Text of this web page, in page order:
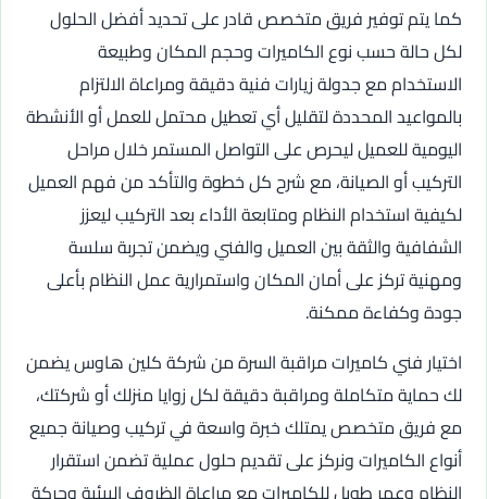
كما يتم توفير فريق متخصص قادر على تحديد أفضل الحلول
لكل حالة حسب نوع الكاميرات وحجم المكان وطبيعة
الاستخدام مع جدولة زيارات فنية دقيقة ومراعاة الالتزام
بالمواعيد المحددة لتقليل أي تعطيل محتمل للعمل أو الأنشطة
اليومية للعميل ليحرص على التواصل المستمر خلال مراحل
التركيب أو الصيانة، مع شرح كل خطوة والتأكد من فهم العميل
لكيفية استخدام النظام ومتابعة الأداء بعد التركيب ليعزز
الشفافية والثقة بين العميل والفني ويضمن تجربة سلسة
ومهنية تركز على أمان المكان واستمرارية عمل النظام بأعلى
جودة وكفاءة ممكنة.
اختيار فني كاميرات مراقبة السرة من شركة كلين هاوس يضمن
لك حماية متكاملة ومراقبة دقيقة لكل زوايا منزلك أو شركتك،
مع فريق متخصص يمتلك خبرة واسعة في تركيب وصيانة جميع
أنواع الكاميرات ونركز على تقديم حلول عملية تضمن استقرار
النظام وعمر طويل للكاميرات مع مراعاة الظروف البيئية وحركة